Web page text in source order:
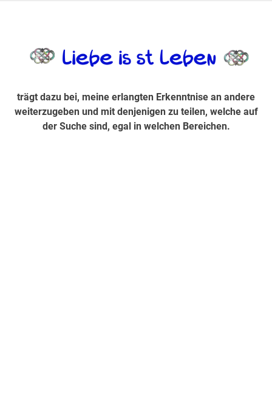
Suche sind, egal in welchen Bereichen.
trägt dazu bei, meine erlangten Erkenntnise an andere
weiterzugeben und mit denjenigen zu teilen, welche auf
der Suche sind, egal in welchen Bereichen.